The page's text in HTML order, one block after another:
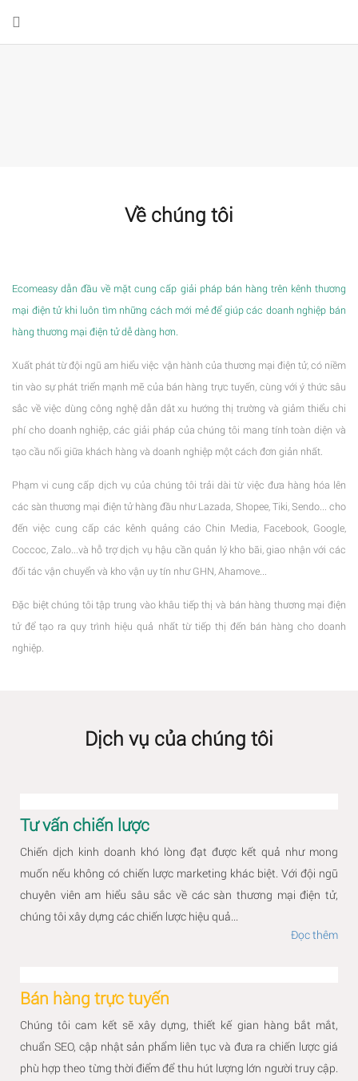
Về chúng tôi
Ecomeasy dẫn đầu về mặt cung cấp giải pháp bán hàng trên kênh thương
mại điện tử khi luôn tìm những cách mới mẻ để giúp các doanh nghiệp bán
hàng thương mại điện tử dễ dàng hơn.
Xuất phát từ đội ngũ am hiểu việc vận hành của thương mại điện tử, có niềm
tin vào sự phát triển mạnh mẽ của bán hàng trực tuyến, cùng với ý thức sâu
sắc về việc dùng công nghệ dẫn dắt xu hướng thị trường và giảm thiểu chi
phí cho doanh nghiệp, các giải pháp của chúng tôi mang tính toàn diện và
tạo cầu nối giữa khách hàng và doanh nghiệp một cách đơn giản nhất.
Phạm vi cung cấp dịch vụ của chúng tôi trải dài từ việc đưa hàng hóa lên
các sàn thương mại điện tử hàng đầu như Lazada, Shopee, Tiki, Sendo... cho
đến việc cung cấp các kênh quảng cáo Chin Media, Facebook, Google,
Coccoc, Zalo...và hỗ trợ dịch vụ hậu cần quản lý kho bãi, giao nhận với các
đối tác vận chuyển và kho vận uy tín như GHN, Ahamove...
Đặc biệt chúng tôi tập trung vào khâu tiếp thị và bán hàng thương mại điện
tử để tạo ra quy trình hiệu quả nhất từ tiếp thị đến bán hàng cho doanh
nghiệp.
Dịch vụ của chúng tôi
Tư vấn chiến lược
Chiến dịch kinh doanh khó lòng đạt được kết quả như mong
muốn nếu không có chiến lược marketing khác biệt. Với đội ngũ
chuyên viên am hiểu sâu sắc về các sàn thương mại điện tử,
chúng tôi xây dựng các chiến lược hiệu quả...
Đọc thêm
Bán hàng trực tuyến
Chúng tôi cam kết sẽ xây dựng, thiết kế gian hàng bắt mắt,
chuẩn SEO, cập nhật sản phẩm liên tục và đưa ra chiến lược giá
phù hợp theo từng thời điểm để thu hút lượng lớn người truy cập.